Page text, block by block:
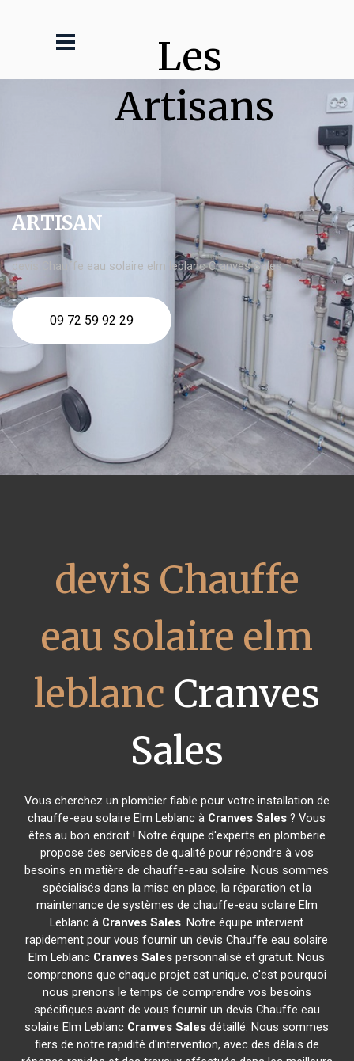
Les
Artisans
ARTISAN
devis Chauffe eau solaire elm leblanc Cranves Sales
09 72 59 92 29
devis Chauffe
eau solaire elm
leblanc Cranves
Sales
Vous cherchez un plombier fiable pour votre installation de
chauffe-eau solaire Elm Leblanc à Cranves Sales ? Vous
êtes au bon endroit ! Notre équipe d'experts en plomberie
propose des services de qualité pour répondre à vos
besoins en matière de chauffe-eau solaire. Nous sommes
spécialisés dans la mise en place, la réparation et la
maintenance de systèmes de chauffe-eau solaire Elm
Leblanc à Cranves Sales. Notre équipe intervient
rapidement pour vous fournir un devis Chauffe eau solaire
Elm Leblanc Cranves Sales personnalisé et gratuit. Nous
comprenons que chaque projet est unique, c'est pourquoi
nous prenons le temps de comprendre vos besoins
spécifiques avant de vous fournir un devis Chauffe eau
solaire Elm Leblanc Cranves Sales détaillé. Nous sommes
fiers de notre rapidité d'intervention, avec des délais de